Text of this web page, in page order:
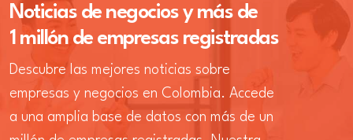
Noticias de negocios y más de
1 millón de empresas registradas
Descubre las mejores noticias sobre
empresas y negocios en Colombia. Accede
a una amplia base de datos con más de un